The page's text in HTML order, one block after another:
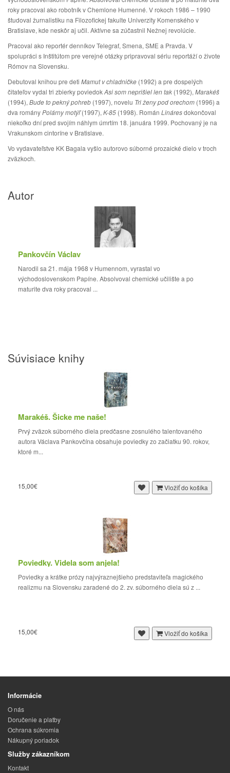
roky pracoval ako robotník v Chemlone Humenné. V rokoch 1986 – 1990
študoval žurnalistiku na Filozofickej fakulte Univerzity Komenského v
Bratislave, kde neskôr aj učil. Aktívne sa zúčastnil Nežnej revolúcie.
Pracoval ako reportér denníkov Telegraf, Smena, SME a Pravda. V
spolupráci s Inštitútom pre verejné otázky pripravoval sériu reportáží o živote
Rómov na Slovensku.
Debutoval knihou pre deti Mamut v chladničke (1992) a pre dospelých
čitateľov vydal tri zbierky poviedokAsi som neprišiel len tak (1992), Marakéš
(1994), Bude to pekný pohreb (1997), novelu Tri ženy pod orechom (1996) a
dva rományPolárny motýľ(1997), K-85 (1998). Román Lináresdokončoval
niekoľko dní pred svojím náhlym úmrtím 18. januára 1999. Pochovaný je na
Vrakunskom cintoríne v Bratislave.
Vo vydavateľstve KK Bagala vyšlo autorovo súborné prozaické dielo v troch
zväzkoch.
Autor
Pankovčín Václav
Narodil sa 21. mája 1968 v Humennom, vyrastal vo
východoslovenskom Papíne. Absolvoval chemické učilište a po
maturite dva roky pracoval ...
Súvisiace knihy
Marakéš. Šicke me naše!
Prvý zväzok súborného diela predčasne zosnulého talentovaného
autora Václava Pankovčína obsahuje poviedky zo začiatku 90. rokov,
ktoré m...
15,00€ Vložiť do košíka
Poviedky. Videla som anjela!
Poviedky a krátke prózy najvýraznejšieho predstaviteľa magického
realizmu na Slovensku zaradené do 2. zv. súborného diela sú z ...
15,00€ Vložiť do košíka
Informácie
O nás
Doručenie a platby
Ochrana súkromia
Nákupný poriadok
Služby zákazníkom
Kontakt